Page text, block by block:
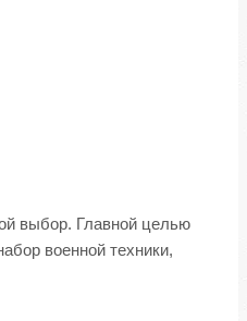
выбор. Главной целью
военной техники,